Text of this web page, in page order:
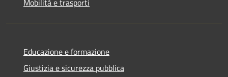
Mobilità e trasporti
Educazione e formazione
Giustizia e sicurezza pubblica